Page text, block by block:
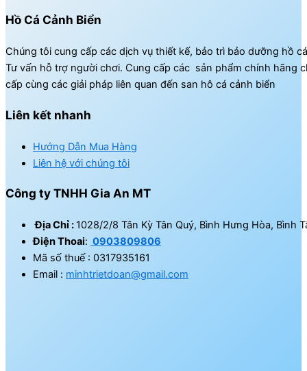
Hồ Cá Cảnh Biển
Chúng tôi cung cấp các dịch vụ thiết kế, bảo trì bảo dưỡng hồ
Tư vấn hỗ trợ người chơi. Cung cấp các sản phẩm chính hãng
cấp cùng các giải pháp liên quan đến san hô cá cảnh biển
Liên kết nhanh
Hướng Dẫn Mua Hàng
Liên hệ với chúng tôi
Công ty TNHH Gia An MT
Địa Chỉ :1028/2/8 Tân Kỳ Tân Quý, Bình Hưng Hòa, Bình
Điện Thoai: 0903809806
Mã số thuế : 0317935161
Email : minhtrietdoan@gmail.com